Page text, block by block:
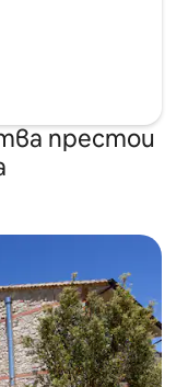
престои